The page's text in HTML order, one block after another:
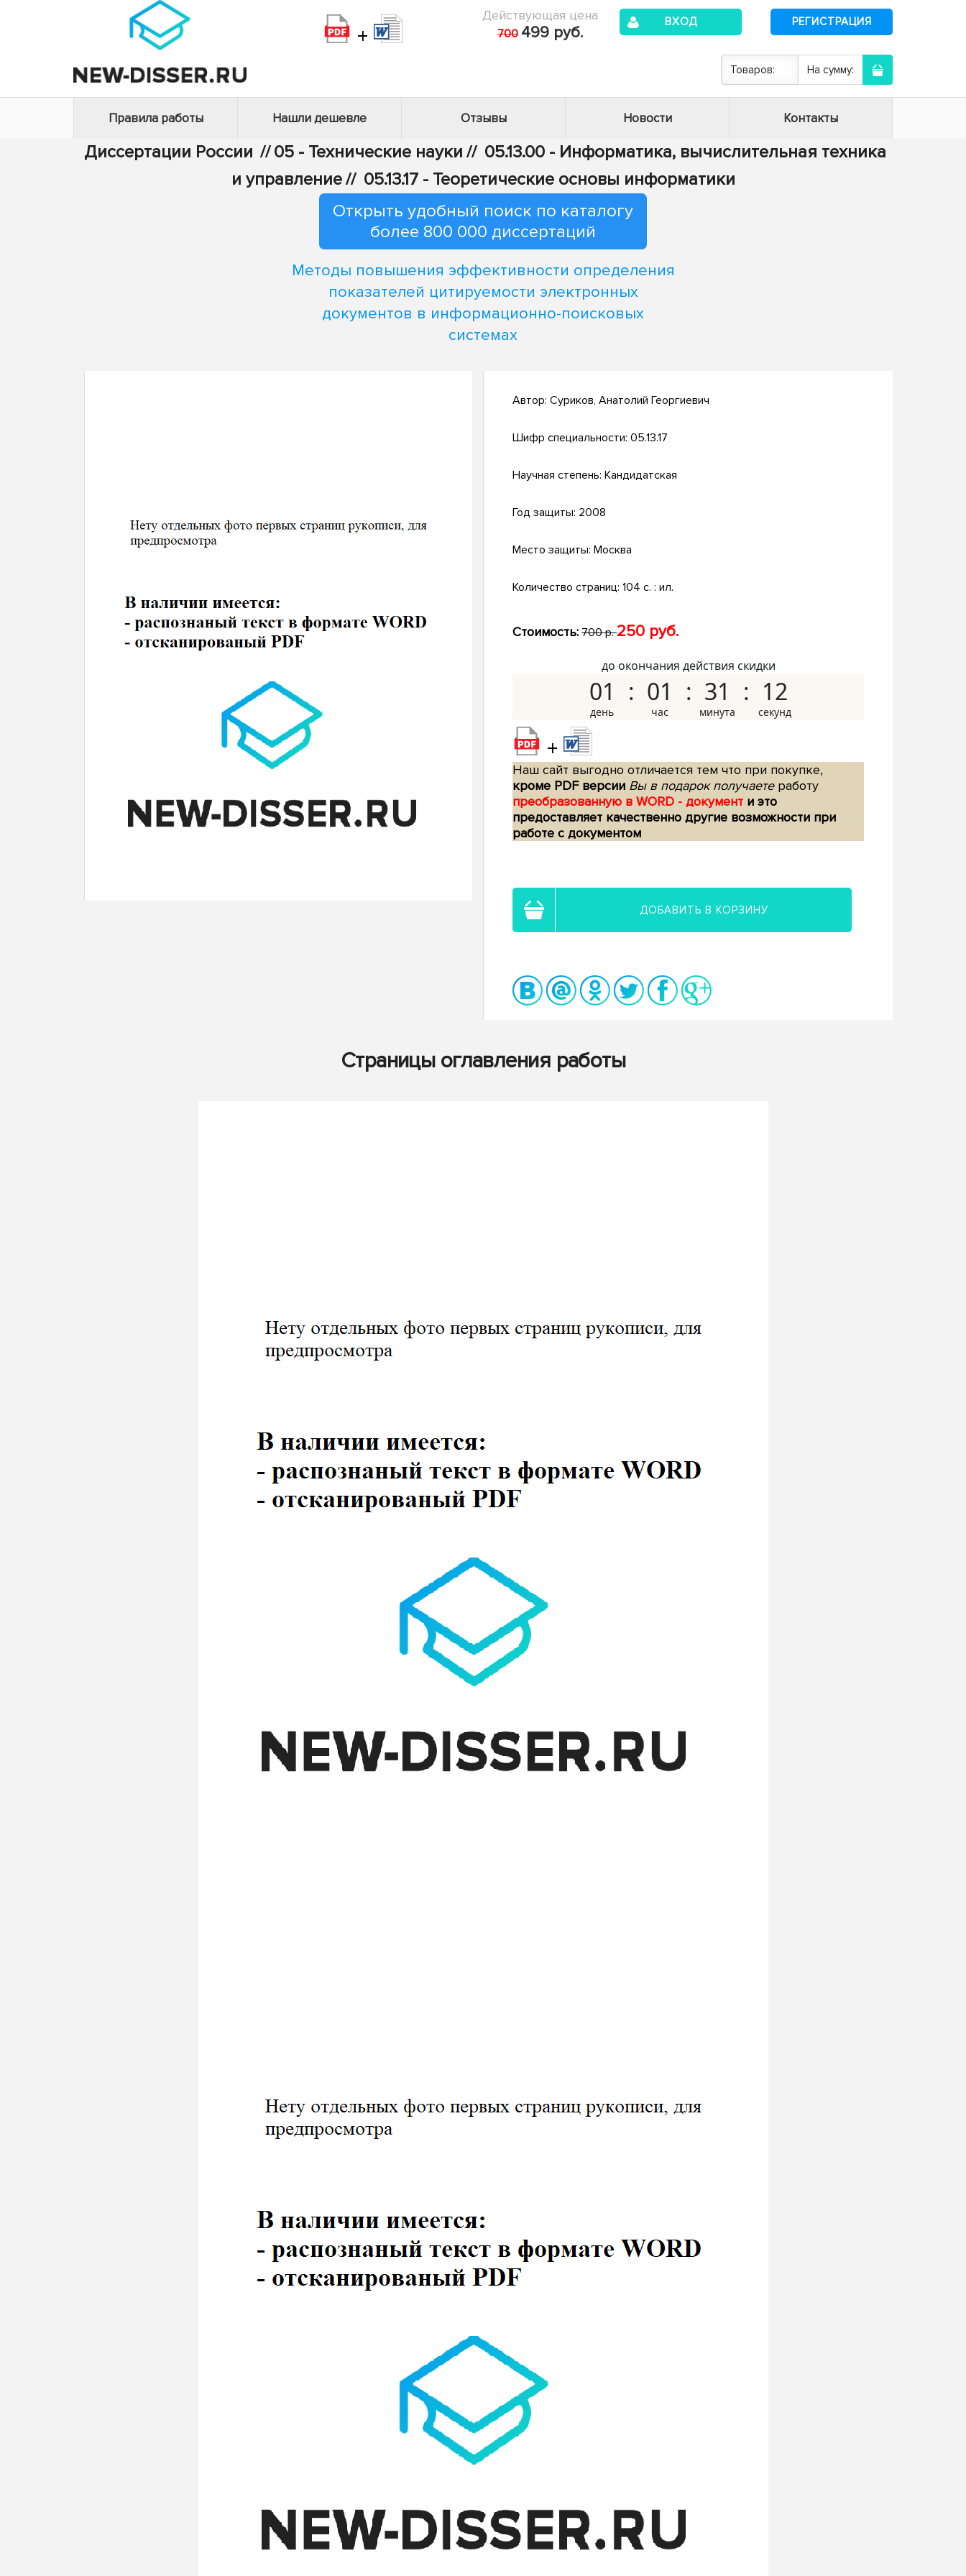
+
Действующая цена
700 499 руб.
ВХОД РЕГИСТРАЦИЯ
Товаров: На сумму:
Правила работы Нашли дешевле Отзывы Новости Контакты
Диссертации России // 05 - Технические науки // 05.13.00 - Информатика, вычислительная техника
и управление// 05.13.17 - Теоретические основы информатики
Открыть удобный поиск по каталогу
более 800 000 диссертаций
Методы повышения эффективности определения
показателей цитируемости электронных
документов в информационно-поисковых
системах
Автор: Суриков, Анатолий Георгиевич
Шифр специальности: 05.13.17
Научная степень: Кандидатская
Год защиты: 2008
Место защиты: Москва
Количество страниц: 104 с. : ил.
Стоимость: 700 р.250 руб.
до окончания действия скидки
01 01 31 11
+
Наш сайт выгодно отличается тем что при покупке,
кроме PDF версии Вы в подарок получаетеработу
преобразованную в WORD - документ и это
предоставляет качественно другие возможности при
работе с документом
ДОБАВИТЬ В КОРЗИНУ
Страницы оглавления работы